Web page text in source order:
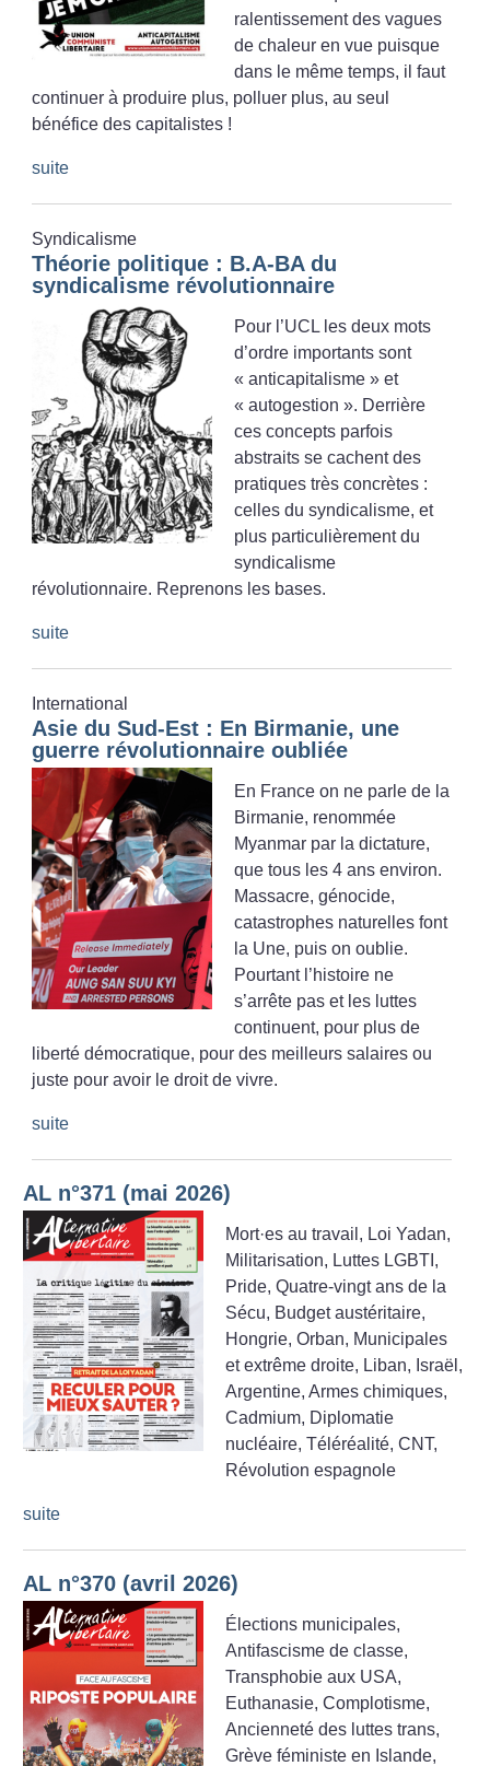
ralentissement des vagues
de chaleur en vue puisque
dans le même temps, il faut
continuer à produire plus, polluer plus, au seul
bénéfice des capitalistes !
suite
Syndicalisme
Théorie politique : B.A-BA du
syndicalisme révolutionnaire
Pour l’UCL les deux mots
d’ordre importants sont
« anticapitalisme » et
« autogestion ». Derrière
ces concepts parfois
abstraits se cachent des
pratiques très concrètes :
celles du syndicalisme, et
plus particulièrement du
syndicalisme
révolutionnaire. Reprenons les bases.
suite
International
Asie du Sud-Est : En Birmanie, une
guerre révolutionnaire oubliée
En France on ne parle de la
Birmanie, renommée
Myanmar par la dictature,
que tous les 4 ans environ.
Massacre, génocide,
catastrophes naturelles font
la Une, puis on oublie.
Pourtant l’histoire ne
s’arrête pas et les luttes
continuent, pour plus de
liberté démocratique, pour des meilleurs salaires ou
juste pour avoir le droit de vivre.
suite
AL n°371 (mai 2026)
Mort·es au travail, Loi Yadan,
Militarisation, Luttes LGBTI,
Pride, Quatre-vingt ans de la
Sécu, Budget austéritaire,
Hongrie, Orban, Municipales
et extrême droite, Liban, Israël,
Argentine, Armes chimiques,
Cadmium, Diplomatie
nucléaire, Téléréalité, CNT,
Révolution espagnole
suite
AL n°370 (avril 2026)
Élections municipales,
Antifascisme de classe,
Transphobie aux USA,
Euthanasie, Complotisme,
Ancienneté des luttes trans,
Grève féministe en Islande,